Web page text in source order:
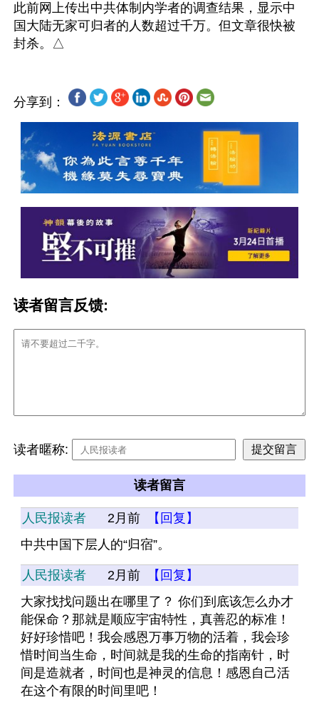
此前网上传出中共体制内学者的调查结果，显示中
国大陆无家可归者的人数超过千万。但文章很快被
分享到：
读者留言反馈:
读者暱称:
读者留言
人民报读者 2月前
【回复】
中共中国下层人的“归宿”。
人民报读者 2月前
【回复】
大家找找问题出在哪里了？ 你们到底该怎么办才
能保命？那就是顺应宇宙特性，真善忍的标准！
好好珍惜吧！我会感恩万事万物的活着，我会珍
惜时间当生命，时间就是我的生命的指南针，时
间是造就者，时间也是神灵的信息！感恩自己活
在这个有限的时间里吧！